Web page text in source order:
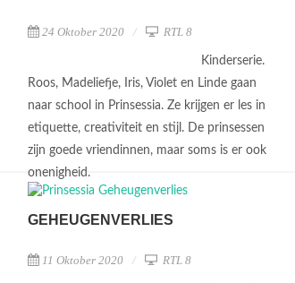
24 Oktober 2020 RTL 8
Kinderserie.
Roos, Madeliefje, Iris, Violet en Linde gaan
naar school in Prinsessia. Ze krijgen er les in
etiquette, creativiteit en stijl. De prinsessen
zijn goede vriendinnen, maar soms is er ook
onenigheid.
GEHEUGENVERLIES
11 Oktober 2020 RTL 8